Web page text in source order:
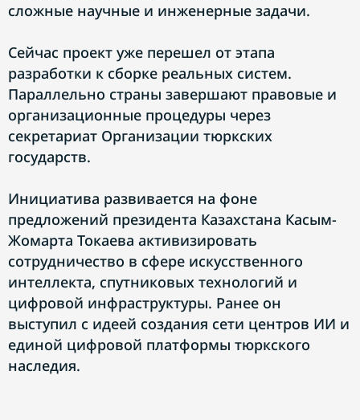
сложные научные и инженерные задачи.
Сейчас проект уже перешел от этапа
разработки к сборке реальных систем.
Параллельно страны завершают правовые и
организационные процедуры через
секретариат Организации тюркских
государств.
Инициатива развивается на фоне
предложений президента Казахстана Касым-
Жомарта Токаева активизировать
сотрудничество в сфере искусственного
интеллекта, спутниковых технологий и
цифровой инфраструктуры. Ранее он
выступил с идеей создания сети центров ИИ и
единой цифровой платформы тюркского
наследия.